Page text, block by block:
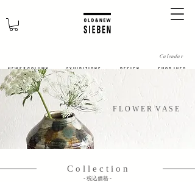
N E W S & C O L U M N
Calendar
​E X H I B I T I O N S D E S I G N S H O P I N F O
​F L O W E R V A S E
C o l l e c t i o n
​- 税込価格 -